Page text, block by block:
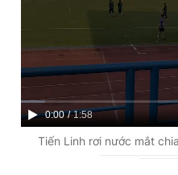
C
u
0:00 / D
u
1:58
Tiến Linh rơi nước mắt